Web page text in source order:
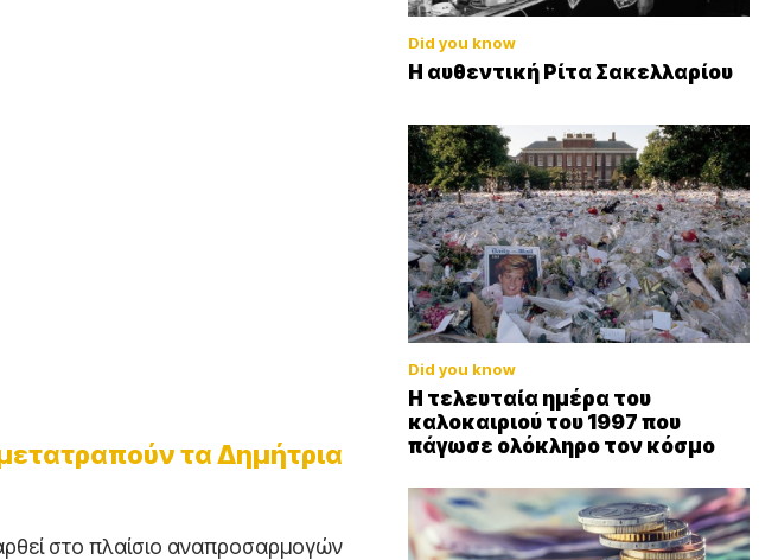
τα Δημήτρια
στο πλαίσιο αναπροσαρμογών
Did you know
Η αυθεντική Ρίτα Σακελλαρίου
Did you know
Η τελευταία ημέρα του
καλοκαιριού του 1997 που
πάγωσε ολόκληρο τον κόσμο